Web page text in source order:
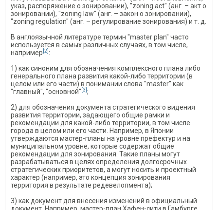
указ, распоряжение о зонировании), "zoning act" (анг. – акт о
зонировании), "zoning law" (анг. – закон о зонировании),
"zoning regulation" (анг. – регулирование зонирования) и т. д.
В англоязычной литературе термин "master plan" часто
используется в самых различных случаях, в том числе,
например [2] :
1) как синоним для обозначения комплексного плана либо
генерального плана развития какой-либо территории (в
целом или его части) в понимании слова "master" как
"главный", "основной" [3];
2) для обозначения документа стратегического видения
развития территории, задающего общие рамки и
рекомендации для какой-либо территории, в том числе
города в целом или его части. Например, в Японии
утверждаются мастер-планы на уровне префектур и на
муниципальном уровне, которые содержат общие
рекомендации для зонирования. Такие планы могут
разрабатываться в целях определения долгосрочных
стратегических приоритетов, а могут носить и проектный
характер (например, это концепция зонирования
территория в результате редевелопмента);
3) как документ для внесения изменений в официальный